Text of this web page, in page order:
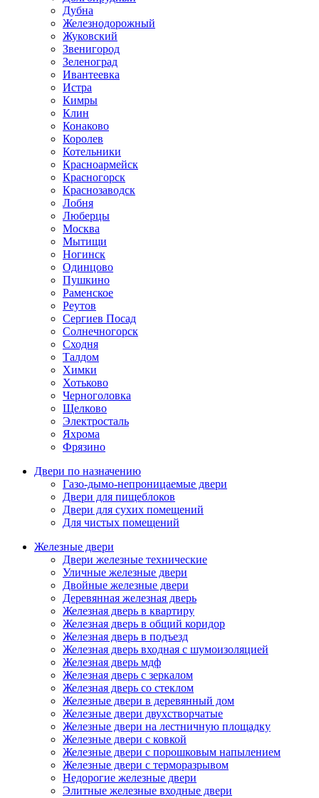
Дубна
Железнодорожный
Жуковский
Звенигород
Зеленоград
Ивантеевка
Истра
Кимры
Клин
Конаково
Королев
Котельники
Красноармейск
Красногорск
Краснозаводск
Лобня
Люберцы
Москва
Мытищи
Ногинск
Одинцово
Пушкино
Раменское
Реутов
Сергиев Посад
Солнечногорск
Сходня
Талдом
Химки
Хотьково
Черноголовка
Щелково
Электросталь
Яхрома
Фрязино
Двери по назначению
Газо-дымо-непроницаемые двери
Двери для пищеблоков
Двери для сухих помещений
Для чистых помещений
Железные двери
Двери железные технические
Уличные железные двери
Двойные железные двери
Деревянная железная дверь
Железная дверь в квартиру
Железная дверь в общий коридор
Железная дверь в подъезд
Железная дверь входная с шумоизоляцией
Железная дверь мдф
Железная дверь с зеркалом
Железная дверь со стеклом
Железные двери в деревянный дом
Железные двери двухстворчатые
Железные двери на лестничную площадку
Железные двери с ковкой
Железные двери с порошковым напылением
Железные двери с терморазрывом
Недорогие железные двери
Элитные железные входные двери